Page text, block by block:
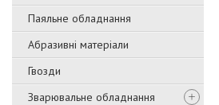
Паяльне обладнання
Абразивні матеріали
Гвозди
Зварювальне обладнання